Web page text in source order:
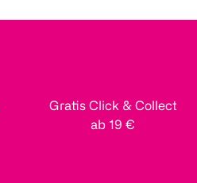
Gratis Click & Collect
ab 19 €